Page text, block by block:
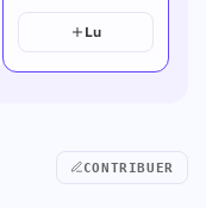
Lu
CONTRIBUER